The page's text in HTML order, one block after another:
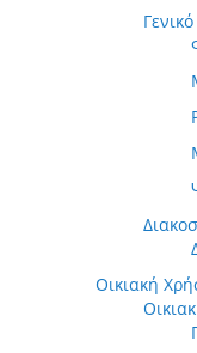
Οικιακή